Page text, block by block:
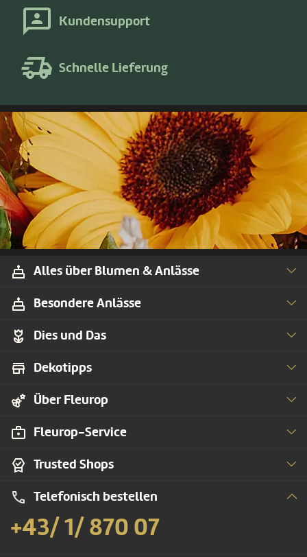
Kundensupport
Schnelle Lieferung
Alles über Blumen & Anlässe
Trusted Shops
Telefonisch bestellen
+43/ 1/ 870 07
Dies und Das
Besondere Anlässe
Über Fleurop
Dekotipps
Fleurop-Service